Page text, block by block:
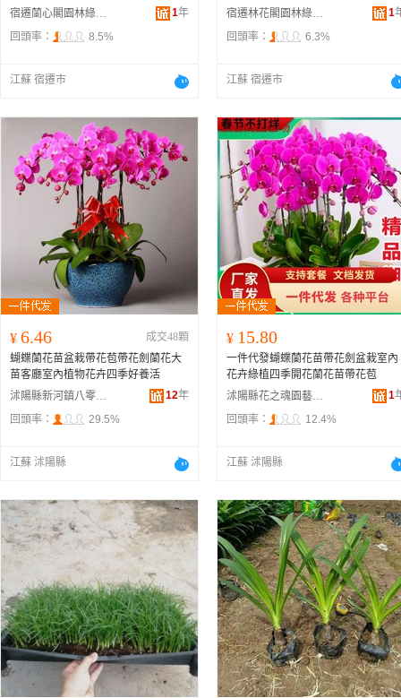
宿遷蘭心閣園林綠化工程有限公司
1年
回頭率：
8.5%
江蘇 宿遷市
宿遷林花閣園林綠化有限公司
1
回頭率：
6.3%
江蘇 宿遷市
¥ 6.46
成交48顆
蝴蝶蘭花苗盆栽帶花苞帶花劍蘭花大
苗客廳室內植物花卉四季好養活
沭陽縣新河鎮八零后園林綠化苗木場
12年
回頭率：
29.5%
江蘇 沭陽縣
¥ 15.80
一件代發蝴蝶蘭花苗帶花劍盆栽室內
花卉綠植四季開花蘭花苗帶花苞
沭陽縣花之魂園藝中心
1
回頭率：
12.4%
江蘇 沭陽縣